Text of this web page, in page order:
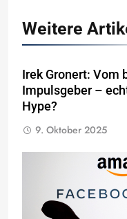
Weitere
Irek Gronert: Vom
Impulsgeber –
Hype?
9. Oktober 2025